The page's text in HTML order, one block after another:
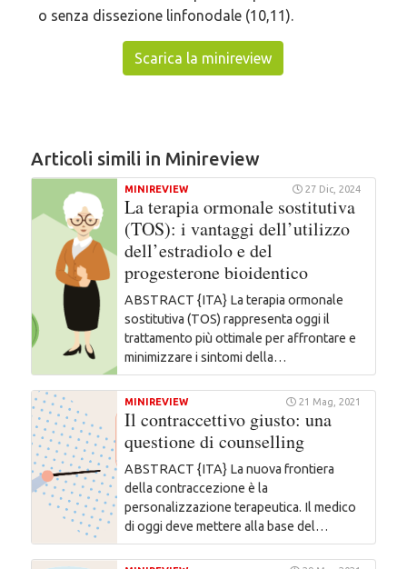
o senza dissezione linfonodale (10,11).
Scarica la minireview
Articoli simili in Minireview
MINIREVIEW 27 Dic, 2024
La terapia ormonale sostitutiva
(TOS): i vantaggi dell’utilizzo
dell’estradiolo e del
progesterone bioidentico
ABSTRACT {ITA} La terapia ormonale
sostitutiva (TOS) rappresenta oggi il
trattamento più ottimale per affrontare e
minimizzare i sintomi della…
MINIREVIEW 21 Mag, 2021
Il contraccettivo giusto: una
questione di counselling
ABSTRACT {ITA} La nuova frontiera
della contraccezione è la
personalizzazione terapeutica. Il medico
di oggi deve mettere alla base del…